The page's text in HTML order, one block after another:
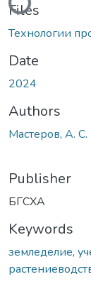
Files
Технологии
Date
2024
Authors
Мастеров, А. С.
Publisher
БГСХА
Keywords
земледелие,